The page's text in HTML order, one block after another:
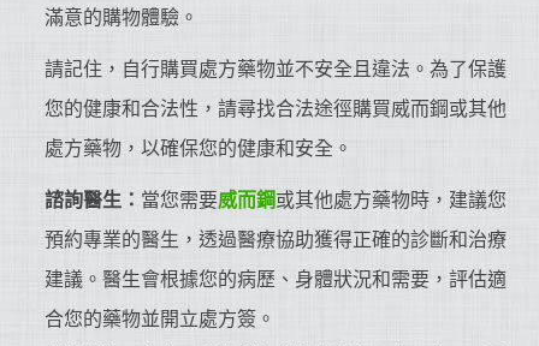
滿意的購物體驗。
請記住，自行購買處方藥物並不安全且違法。為了保護
您的健康和合法性，請尋找合法途徑購買威而鋼或其他
處方藥物，以確保您的健康和安全。
諮詢醫生： 當您需要威而鋼或其他處方藥物時，建議您
預約專業的醫生，透過醫療協助獲得正確的診斷和治療
建議。醫生會根據您的病歷、身體狀況和需要，評估適
合您的藥物並開立處方簽。